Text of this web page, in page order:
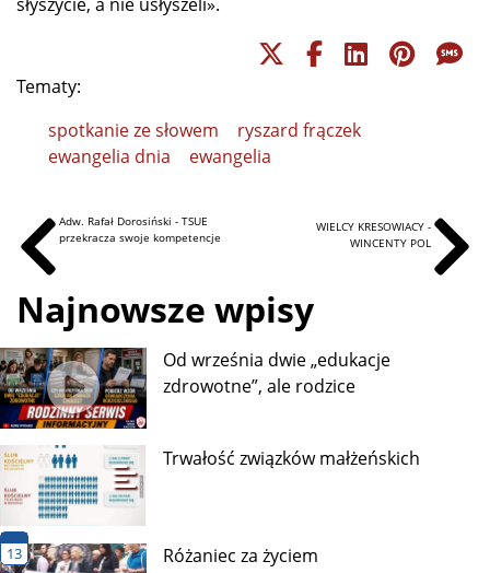
Tematy:
spotkanie ze słowem
ryszard frączek
ewangelia dnia
ewangelia
Adw. Rafał Dorosiński - TSUE
przekracza swoje kompetencje
WIELCY KRESOWIACY -
WINCENTY POL
Najnowsze wpisy
Od września dwie „edukacje
zdrowotne”, ale rodzice
Trwałość związków małżeńskich
13 Różaniec za życiem